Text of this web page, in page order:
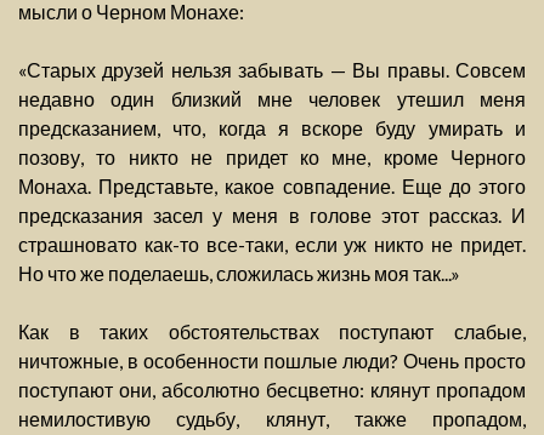
мысли о Черном Монахе:
«Старых друзей нельзя забывать — Вы правы. Совсем
недавно один близкий мне человек утешил меня
предсказанием, что, когда я вскоре буду умирать и
позову, то никто не придет ко мне, кроме Черного
Монаха. Представьте, какое совпадение. Еще до этого
предсказания засел у меня в голове этот рассказ. И
страшновато как-то все-таки, если уж никто не придет.
Но что же поделаешь, сложилась жизнь моя так...»
Как в таких обстоятельствах поступают слабые,
ничтожные, в особенности пошлые люди? Очень просто
поступают они, абсолютно бесцветно: клянут пропадом
немилостивую судьбу, клянут, также пропадом,